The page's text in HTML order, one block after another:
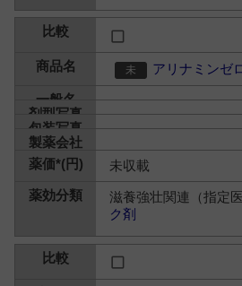
アリナミンゼ
未収載
滋養強壮関連（指定
ク剤